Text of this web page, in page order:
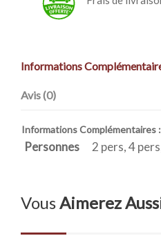
Informations
Avis (0)
Informations Complémentaires :
Personnes 2 pers, 4
VousAimerez